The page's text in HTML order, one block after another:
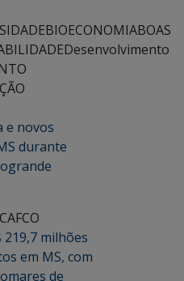
BIOECONOMIABOAS
Desenvolvimento
e novos
durante
FCO
219,7 milhões
em MS, com
de